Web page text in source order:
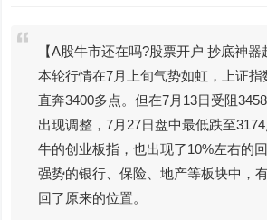
【A股牛市还在吗?股票开户 抄底神
本轮行情在7月上旬气势如虹，上证指
直奔3400多点。但在7月13日受阻
出现调整，7月27日盘中最低跌至
牛的创业板指，也出现了10%左右的
强势的银行、保险、地产等板块中，
回了原来的位置。